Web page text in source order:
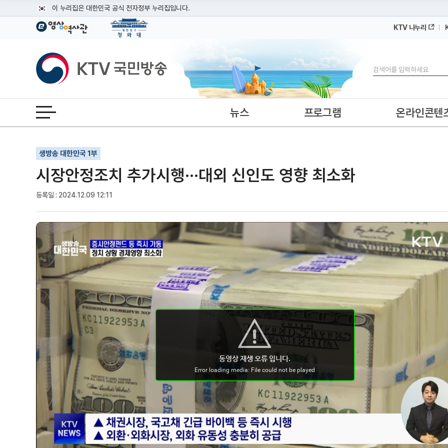
이 누리집은 대한민국 공식 전자정부 누리집입니다.
공식 누리집 주소 확인하기
이밖에 or.kr 또는 .kr등 다른 도메인 주소를 사용하고 있다면 아래 URL에서 도메인 주소를 확인해 보세요
운영중인 공식 누리집보기
KTV 나누리
KTV국민방송
검색
전체메뉴 열기 뉴스 프로그램 온라인콘텐
생방송 대한민국 1부
시장안정조치 추가시행···대외 신인도 영향 최소화
등록일 : 2024.12.09 12:11
기사인쇄
글자확대
글자축소